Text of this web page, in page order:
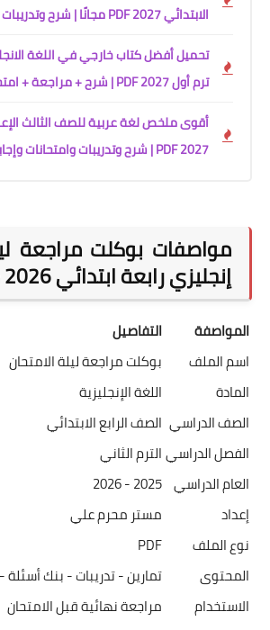
الابتدائي 2027 PDF مجانًا | شرح وتدريبات Grammar
تحميل أفضل كتاب خارجي في اللغة
ترم أول 2027 PDF | شرح + مراجعة + امتحانات بالإجابات
أقوى ملخص لغة عربية للصف الثالث
2027 PDF | شرح وتدريبات وامتحانات وإجابات
مواصفات بوكلت مراجعة
إنجليزي رابعة ابتدائي 2026 مجانا
المواصفة
التفاصيل
اسم الملف
بوكلت مراجعة ليلة الامتحان
المادة
اللغة الإنجليزية
الصف الدراسي الصف الرابع الابتدائي
الفصل الدراسيالترم الثاني
العام الدراسي 2025 - 2026
إعداد
مستر محرم علي
نوع الملف
PDF
المحتوى
تمارين - تدريبات - بنك
الاستخدام
مراجعة نهائية قبل الامتحان